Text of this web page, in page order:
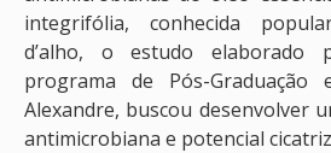
integrifólia, conhecida
d’alho, o estudo elaborado
programa de Pós-Graduação
Alexandre, buscou desenvolver
antimicrobiana e potencial